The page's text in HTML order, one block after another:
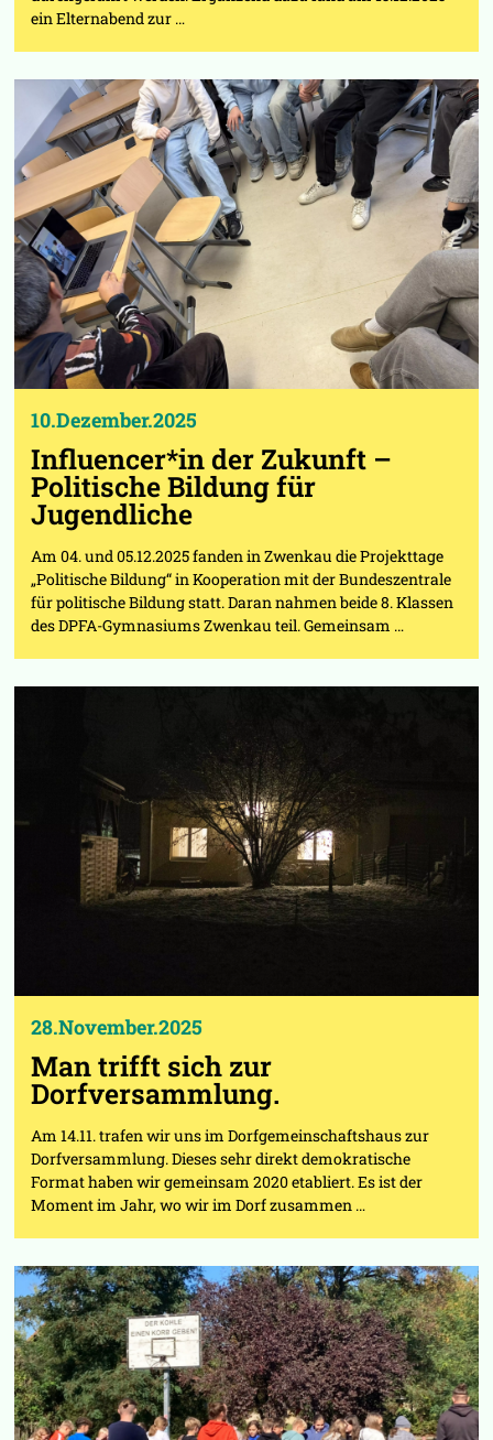
ein Elternabend zur …
10.Dezember.2025
Influencer*in der Zukunft –
Politische Bildung für
Jugendliche
Am 04. und 05.12.2025 fanden in Zwenkau die Projekttage
„Politische Bildung“ in Kooperation mit der Bundeszentrale
für politische Bildung statt. Daran nahmen beide 8. Klassen
des DPFA-Gymnasiums Zwenkau teil. Gemeinsam …
28.November.2025
Man trifft sich zur
Dorfversammlung.
Am 14.11. trafen wir uns im Dorfgemeinschaftshaus zur
Dorfversammlung. Dieses sehr direkt demokratische
Format haben wir gemeinsam 2020 etabliert. Es ist der
Moment im Jahr, wo wir im Dorf zusammen …